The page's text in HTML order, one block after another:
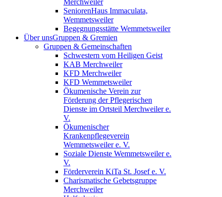
Merchweiler
SeniorenHaus Immaculata,
Wemmetsweiler
Begegnungsstätte Wemmetsweiler
Über unsGruppen & Gremien
Gruppen & Gemeinschaften
Schwestern vom Heiligen Geist
KAB Merchweiler
KFD Merchweiler
KFD Wemmetsweiler
Ökumenische Verein zur
Förderung der Pflegerischen
Dienste im Ortsteil Merchweiler e.
V.
Ökumenischer
Krankenpflegeverein
Wemmetsweiler e. V.
Soziale Dienste Wemmetsweiler e.
V.
Förderverein KiTa St. Josef e. V.
Charismatische Gebetsgruppe
Merchweiler